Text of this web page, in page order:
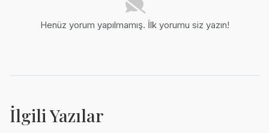
Henüz yorum yapılmamış. İlk yorumu siz yazın!
İlgili Yazılar